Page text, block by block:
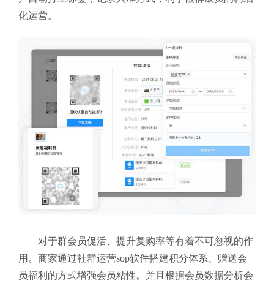
化运营。
对于群会员促活、提升复购率等有着不可忽视的作
用。商家通过社群运营sop软件搭建积分体系、赠送会
员福利的方式增强会员粘性。并且根据会员数据分析会